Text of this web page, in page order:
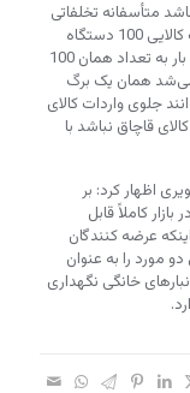
متأسفانه تخلفاتی
صورت می‌گرفت بطوری که وارد کننده یک بار از یک کالایی 100 دستگاه
وارد می‌کند و یک برگ سبز گمرکی داشت و بعد 20 بار به تعداد همان 100
می‌شد همان یک برگ
جلوی واردات کالای
قاچاق نباشد با
اظهار کرد: بر
کاملاً قابل
عرضه کنندگان
مورد را به عنوان
خانگی نگهداری